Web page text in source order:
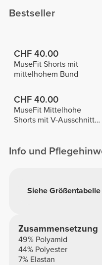
Bestseller
CHF 40.00
MuseFit Shorts mit
mittelhohem Bund
CHF 40.00
MuseFit Mittelhohe
Shorts mit V-Ausschnitt
Info und
Siehe
Zusammensetzung
49% Polyamid
44% Polyester
7% Elastan